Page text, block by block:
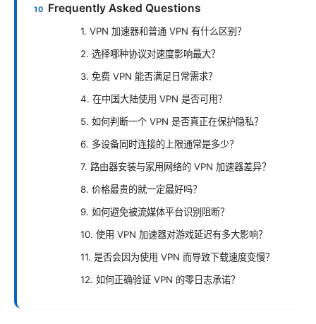
Frequently Asked Questions
1. VPN 加速器和普通 VPN 有什么区别？
2. 选择哪种协议对速度影响最大？
3. 免费 VPN 能否满足日常需求？
4. 在中国大陆使用 VPN 是否可用？
5. 如何判断一个 VPN 是否真正在保护隐私？
6. 多设备同时连接的上限通常是多少？
7. 路由器安装与家用网络的 VPN 加速器差异？
8. 价格最贵的就一定最好吗？
9. 如何避免被流媒体平台识别阻断？
10. 使用 VPN 加速器对游戏延迟有多大影响？
11. 是否会因为使用 VPN 而导致下载速度变慢？
12. 如何正确验证 VPN 的零日志承诺？